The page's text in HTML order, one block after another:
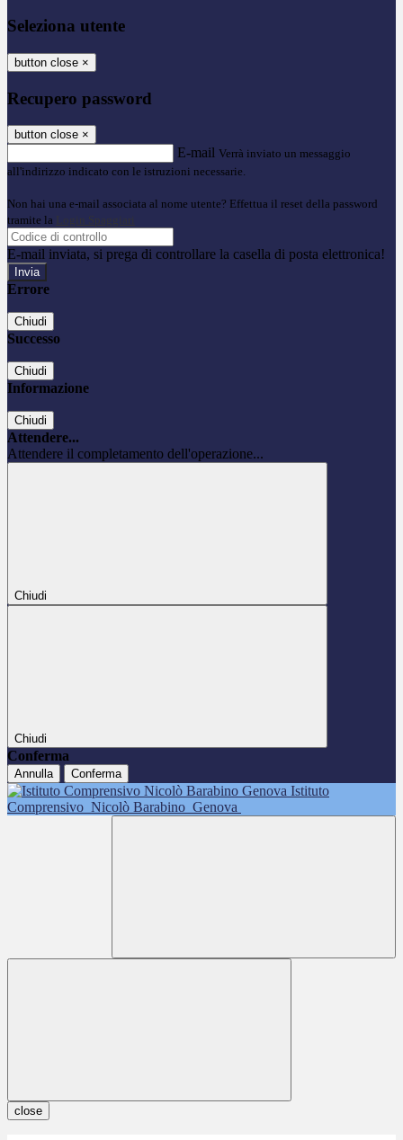
Seleziona utente
button close ×
Recupero password
button close ×
E-mail Verrà inviato un messaggio
all'indirizzo indicato con le istruzioni necessarie.
Non hai una e-mail associata al nome utente? Effettua il reset della password
tramite la Login Spaggiari
E-mail inviata, si prega di controllare la casella di posta elettronica!
Errore
Chiudi
Successo
Chiudi
Informazione
Chiudi
Attendere...
Attendere il completamento dell'operazione...
Chiudi
Chiudi
Conferma
Annulla Conferma
Istituto
Comprensivo Nicolò Barabino Genova
close